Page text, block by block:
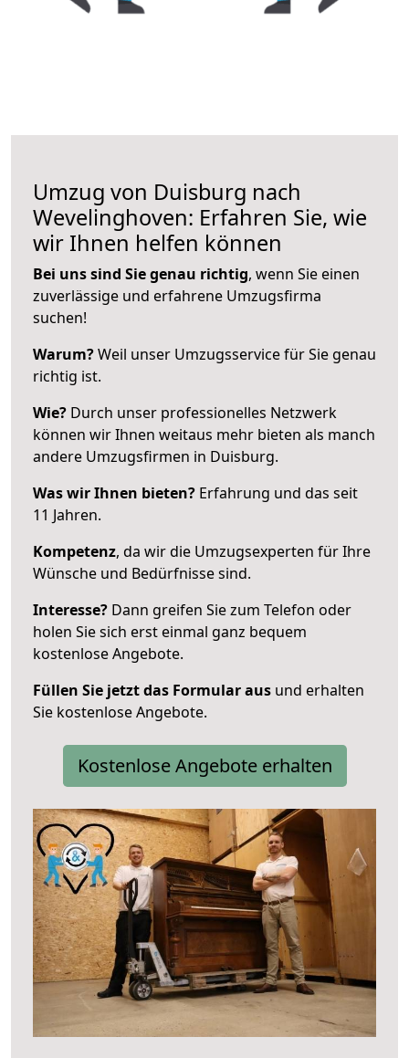
Umzug von Duisburg nach
Wevelinghoven: Erfahren Sie, wie
wir Ihnen helfen können
Bei uns sind Sie genau richtig, wenn Sie einen
zuverlässige und erfahrene Umzugsfirma
suchen!
Warum?Weil unser Umzugsservice für Sie genau
richtig ist.
Wie? Durch unser professionelles Netzwerk
können wir Ihnen weitaus mehr bieten als manch
andere Umzugsfirmen in Duisburg.
Was wir Ihnen bieten? Erfahrung und das seit
11 Jahren.
Kompetenz, da wir die Umzugsexperten für Ihre
Wünsche und Bedürfnisse sind.
Interesse? Dann greifen Sie zum Telefon oder
holen Sie sich erst einmal ganz bequem
kostenlose Angebote.
Füllen Sie jetzt das Formular aus und erhalten
Sie kostenlose Angebote.
Kostenlose Angebote erhalten